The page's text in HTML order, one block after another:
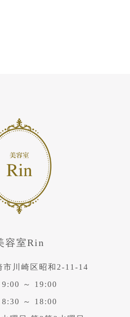
容室Rin
市川崎区昭和2-11-14
9:00 ～ 19:00
8:30 ～ 18:00